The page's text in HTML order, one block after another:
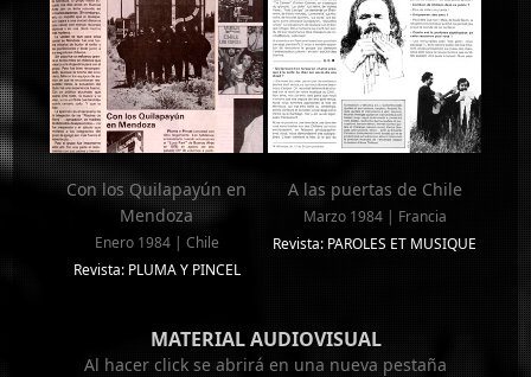
Con los Quilapayún en
Mendoza
Enero 1984 | Chile
Revista: PLUMA Y PINCEL
A las puertas de Chile
Marzo 1984 | Francia
Revista: PAROLES ET MUSIQUE
MATERIAL AUDIOVISUAL
Al hacer click se abrirá en una nueva pestaña